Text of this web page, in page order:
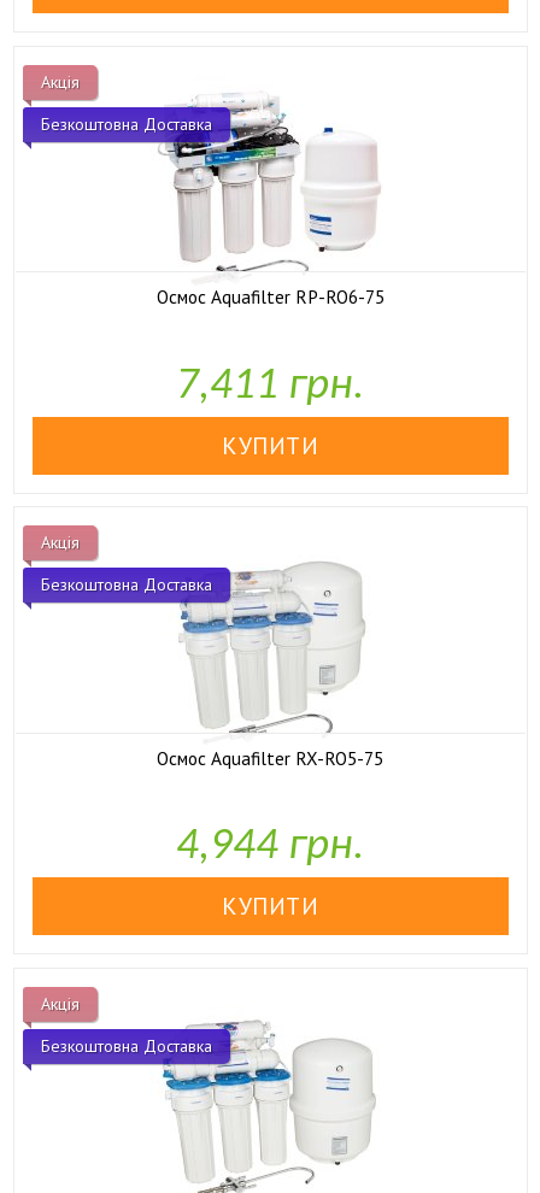
Акція
Безкоштовна Доставка
Осмос Aquafilter RP-RO6-75
7,411 грн.
Акція
Безкоштовна Доставка
Осмос Aquafilter RX-RO5-75
У наявності
4,944 грн.
Акція
Безкоштовна Доставка